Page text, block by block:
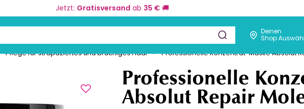
Jetzt: Gratisversand ab 35 € 🚚
Deinen
Shop
Kosmetik
Pflege für strapaziertes und brüchiges Haar Professionelle Konzentrat-Maske Absolut
Professionelle
Absolut Repair